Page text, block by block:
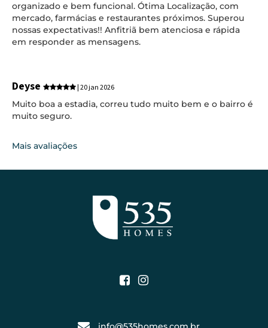
organizado e bem funcional. Ótima Localização, com
mercado, farmácias e restaurantes próximos. Superou
nossas expectativas!! Anfitriã bem atenciosa e rápida
em responder as mensagens.
Deyse | 20 jan 2026
Muito boa a estadia, correu tudo muito bem e o bairro é
muito seguro.
Mais avaliações